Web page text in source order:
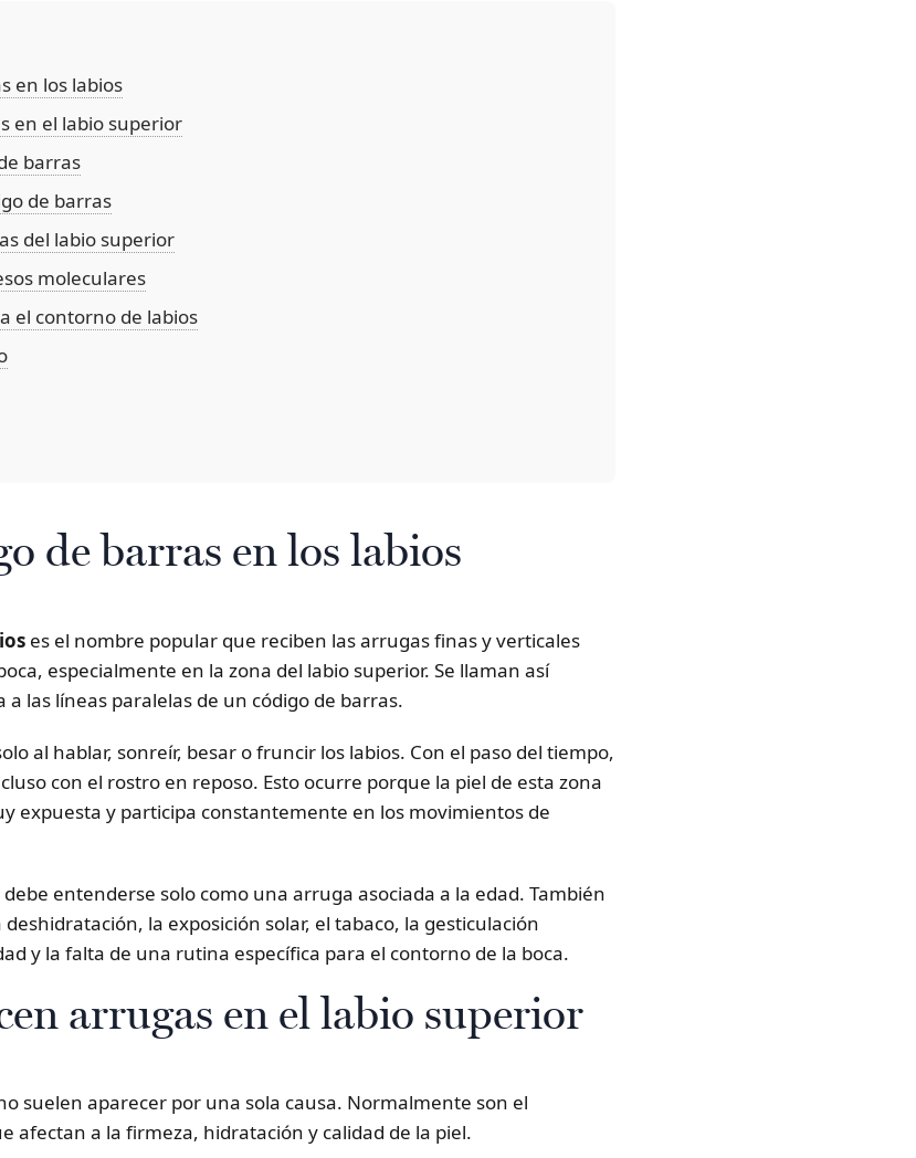
en los labios
en el labio superior
barras
de barras
del labio superior
moleculares
el contorno de labios
de barras en los labios
es el nombre popular que reciben las arrugas finas y verticales
especialmente en la zona del labio superior. Se llaman así
las líneas paralelas de un código de barras.
al hablar, sonreír, besar o fruncir los labios. Con el paso del tiempo,
con el rostro en reposo. Esto ocurre porque la piel de esta zona
expuesta y participa constantemente en los movimientos de
entenderse solo como una arruga asociada a la edad. También
la exposición solar, el tabaco, la gesticulación
y la falta de una rutina específica para el contorno de la boca.
arrugas en el labio superior
suelen aparecer por una sola causa. Normalmente son el
afectan a la firmeza, hidratación y calidad de la piel.